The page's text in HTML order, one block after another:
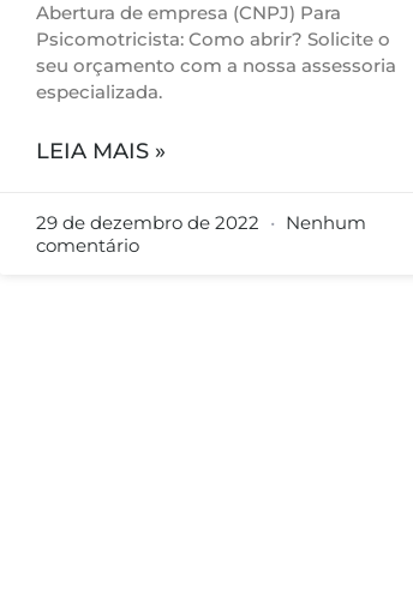
Abertura de empresa (CNPJ) Para
Psicomotricista: Como abrir? Solicite o
seu orçamento com a nossa assessoria
especializada.
LEIA MAIS »
29 de dezembro de 2022
Nenhum
comentário